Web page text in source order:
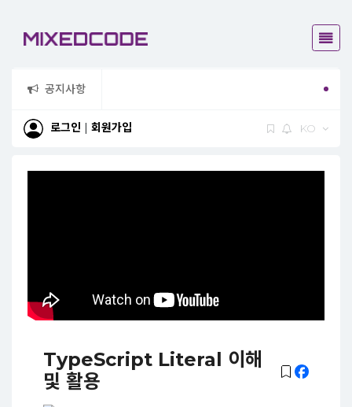
공지사항 믹스드코
로그인 | 회원가입 KO
TypeScript Literal 이해
및 활용